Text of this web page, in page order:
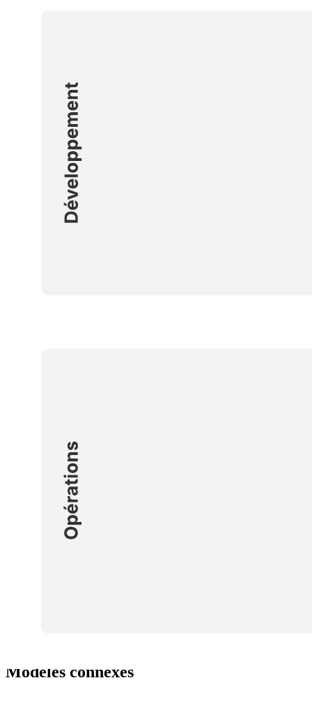
Ce modèle de chaîne d'outils et de schéma de procédé DevOps peut
vous aider à :
développer et suivre les applications et les outils utilisés par
vos équipes DevOps.
Modèles connexes